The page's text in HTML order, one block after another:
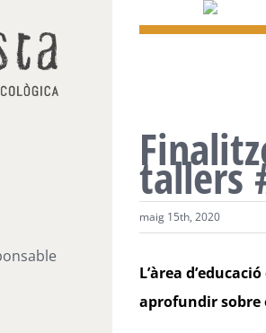
Larger
Image
tallers
maig 15th, 2020
L’àrea
aprofundir sobre